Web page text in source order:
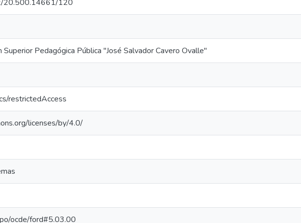
20.500.14661/120
Superior Pedagógica Pública "José Salvador Cavero Ovalle"
restrictedAccess
licenses/by/4.0/
ocde/ford#5.03.00